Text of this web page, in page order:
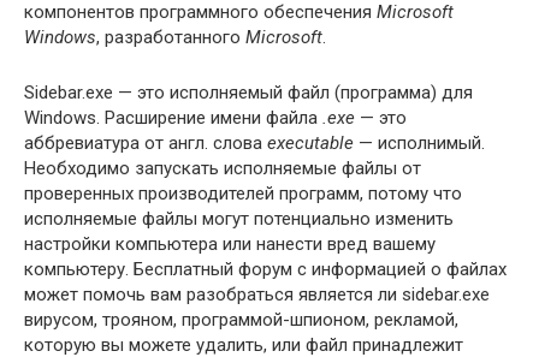
компонентов программного обеспечения Microsoft
Windows, разработанного Microsoft.
Sidebar.exe — это исполняемый файл (программа) для
Windows. Расширение имени файла .exe — это
аббревиатура от англ. слова executable — исполнимый.
Необходимо запускать исполняемые файлы от
проверенных производителей программ, потому что
исполняемые файлы могут потенциально изменить
настройки компьютера или нанести вред вашему
компьютеру. Бесплатный форум с информацией о файлах
может помочь вам разобраться является ли sidebar.exe
вирусом, трояном, программой-шпионом, рекламой,
которую вы можете удалить, или файл принадлежит